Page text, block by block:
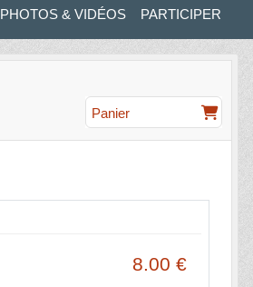
PHOTOS & VIDÉOS PARTICIPER
Panier
8.00 €